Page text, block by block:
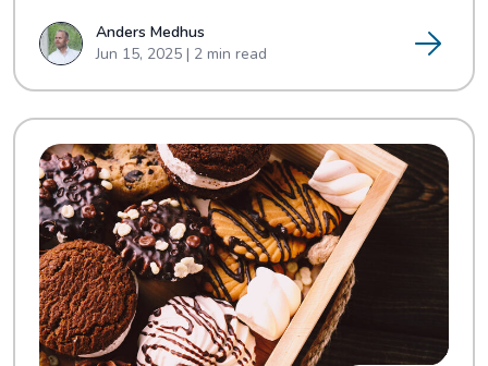
Anders Medhus
Jun 15, 2025 | 2 min read